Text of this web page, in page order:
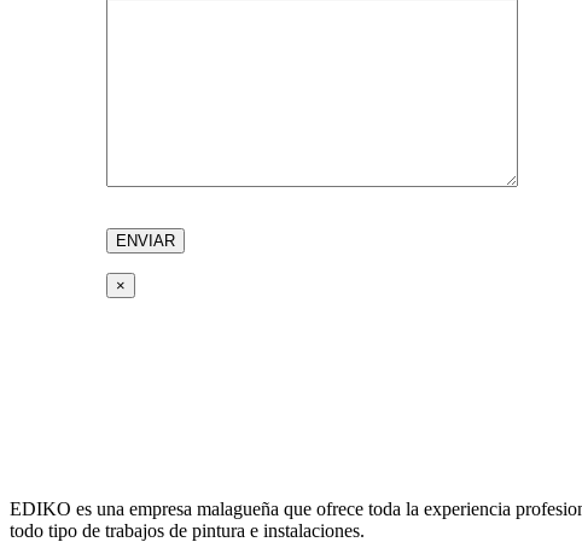
×
EDIKO es una empresa malagueña que ofrece toda la experiencia
todo tipo de trabajos de pintura e instalaciones.